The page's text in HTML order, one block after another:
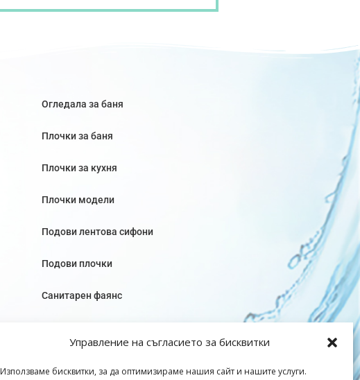
Управление на съгласието за бисквитки
Използваме бисквитки, за да оптимизираме нашия сайт и нашите услуги.
Огледала за баня
Плочки за баня
Плочки за кухня
Плочки модели
Подови лентова сифони
Подови плочки
Санитарен фаянс